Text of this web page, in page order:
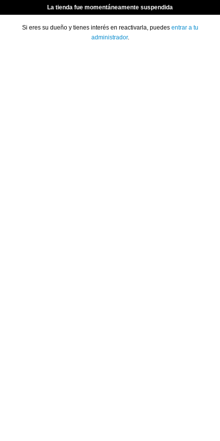
La tienda fue momentáneamente suspendida
Si eres su dueño y tienes interés en reactivarla, puedes entrar a tu
administrador.